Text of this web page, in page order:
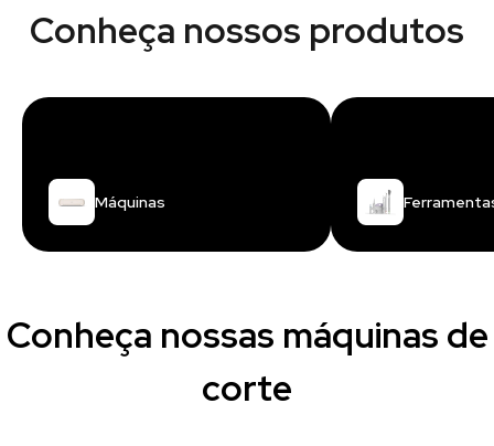
Conheça nossos produtos
Máquinas
Conheça nossas máquinas de
corte